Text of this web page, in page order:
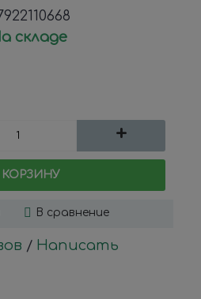
складе
+
КОРЗИНУ
В сравнение
/ Написать